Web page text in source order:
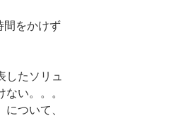
間をかけず
したソリュ
い。。。
ついて、